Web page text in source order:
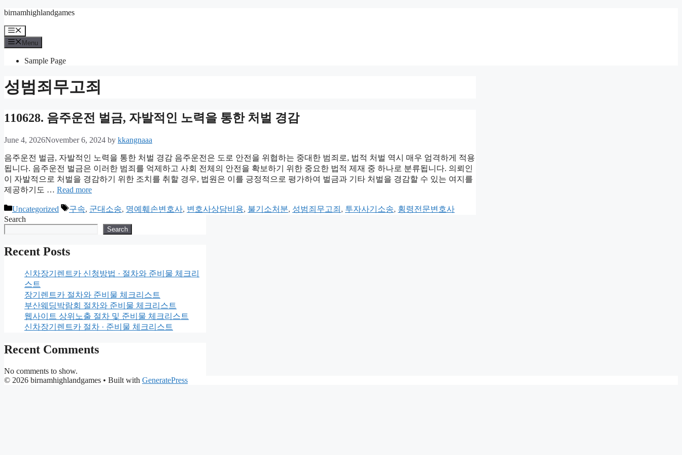
Skip
content
birnamhighlandgames
Menu
Menu
Sample Page
성범죄무고죄
110628. 음주운전 벌금, 자발적인 노력을 통한 처벌 경감
June 4, 2026November 6, 2024 by kkangnaaa
음주운전 벌금, 자발적인 노력을 통한 처벌 경감 음주운전은 도로 안전을 위협하는 중대한 범죄로, 법적 처벌 역시 매우 엄격하게 적용
됩니다. 음주운전 벌금은 이러한 범죄를 억제하고 사회 전체의 안전을 확보하기 위한 중요한 법적 제재 중 하나로 분류됩니다. 의뢰인
이 자발적으로 처벌을 경감하기 위한 조치를 취할 경우, 법원은 이를 긍정적으로 평가하여 벌금과 기타 처벌을 경감할 수 있는 여지를
제공하기도 … Read more
Categories
Uncategorized Tags
구속, 군대소송, 명예훼손변호사, 변호사상담비용, 불기소처분, 성범죄무고죄 , 투자사기소송, 횡령전문변호사
Search
Search
Recent Posts
신차장기렌트카 신청방법 · 절차와 준비물 체크리
스트
장기렌트카 절차와 준비물 체크리스트
부산웨딩박람회 절차와 준비물 체크리스트
웹사이트 상위노출 절차 및 준비물 체크리스트
신차장기렌트카 절차 · 준비물 체크리스트
Recent Comments
No comments to show.
© 2026 birnamhighlandgames • Built with GeneratePress